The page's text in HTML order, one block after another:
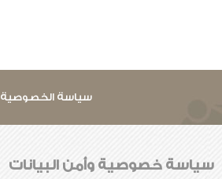
سياسة الخصوصية
سياسة خصوصية وأمن البيانات